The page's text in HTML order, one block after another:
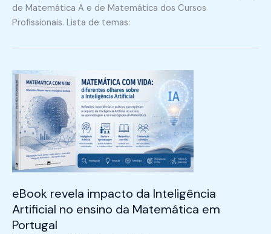
de Matemática A e de Matemática dos Cursos
Profissionais. Lista de temas:
eBook revela impacto da Inteligência
Artificial no ensino da Matemática em
Portugal